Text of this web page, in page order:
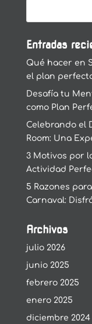
Entradas
Qué hacer en
el plan
Desafía tu
como Plan
Celebrando el
Room: Una
3 Motivos por
Actividad
5 Razones
Carnaval:
Archivos
julio 2026
junio 2025
febrero 2025
enero 2025
diciembre 2024